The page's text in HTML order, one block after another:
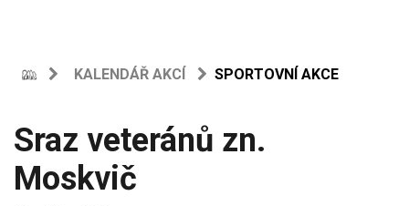
KALENDÁŘ AKCÍ SPORTOVNÍ AKCE
Sraz veteránů zn.
Moskvič